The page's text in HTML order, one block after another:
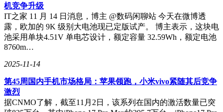
机竞争升级
IT之家 11 月 14 日消息，博主 @数码闲聊站 今天在微博透
露，欧加的 9K 级别大电池现已定版试产。 博主表示，这块电
池采用单块4.51V 单电芯设计，额定容量 32.59Wh，额定电池
8760m…
2025-11-14
第45周国内手机市场格局：苹果领跑，小米vivo紧随其后竞争
激烈
据CNMO了解，截至11月2日，该系列在国内的激活数量已突